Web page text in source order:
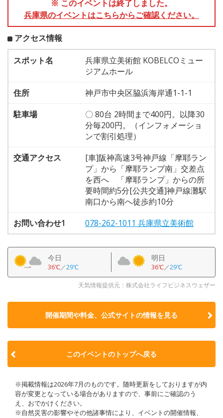
※ このイベントは終了しました。
兵庫県のイベントはこちらからご確認ください。
アクセス情報
スポット名
兵庫県立美術館 KOBELCOミュー
ジアムホール
住所
神戸市中央区脇浜海岸通1-1-1
駐車場
〇 80台 2時間まで400円。以降30
分毎200円。（インフォメーショ
ンで割引処理）
交通アクセス
[車]阪神高速3号神戸線「摩耶ラン
プ」から「摩耶ランプ南」交差点
を西へ 「摩耶ランプ」からの所
要時間約5分[公共交通]神戸線灘駅
南口から南へ徒歩約10分
お問い合わせ1
078-262-1011 兵庫県立美術館
今日
36℃／29℃
明日
36℃／29℃
天気情報提供元：株式会社ライフビジネスウェザー
開催期間や料金、公式サイトの情報を見る
このイベントのトップへ戻る
※掲載情報は2026年7月のものです。随時更新をしておりますが内
容が変更となっている場合がありますので、事前にご確認のう
え、おでかけください。
※自然災害の影響やその他諸事情により、イベントの開催情報、